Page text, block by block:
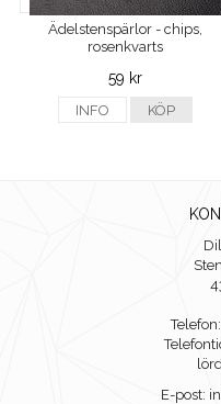
Ädelstenspärlor - chips,
rosenkvarts
59 kr
INFO KÖP
E-post: